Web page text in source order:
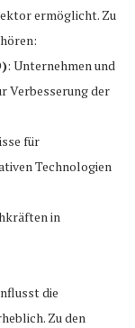
ermöglicht. Zu
: Unternehmen und
Verbesserung der
für
Technologien
in
die
Zu den